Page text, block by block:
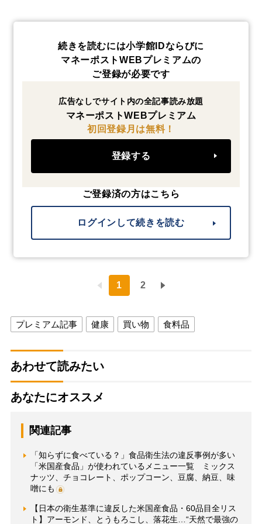
続きを読むには小学館IDならびに
マネーポストWEBプレミアムの
ご登録が必要です
広告なしでサイト内の全記事読み放題
マネーポストWEBプレミアム
初回登録月は無料！
登録する
ご登録済の方はこちら
ログインして続きを読む
1 2
プレミアム記事 健康 買い物 食料品
あわせて読みたい
あなたにオススメ
関連記事
「知らずに食べている？」食品衛生法の違反事例が多い
「米国産食品」が使われているメニュー一覧 ミックス
ナッツ、チョコレート、ポップコーン、豆腐、納豆、味
噌にも
【日本の衛生基準に違反した米国産食品・60品目全リス
ト】アーモンド、とうもろこし、落花生…“天然で最強の